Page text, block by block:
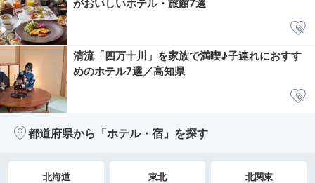
がおいしいホテル・旅館7選
清流「四万十川」を家族で満喫♪子連れにおすす
めのホテル7選／高知県
都道府県から「ホテル・宿」を探す
北海道 東北 北関東